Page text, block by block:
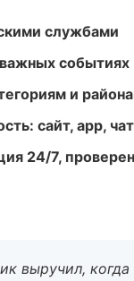
службами
событиях
и
сайт, app,
24/7,
выручил, когда